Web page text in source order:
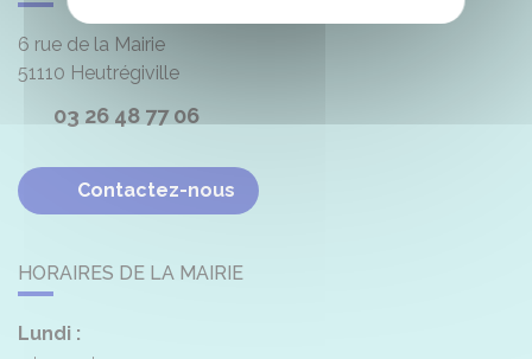
6 rue de la Mairie
51110 Heutrégiville
03 26 48 77 06
Contactez-nous
HORAIRES DE LA MAIRIE
Lundi :